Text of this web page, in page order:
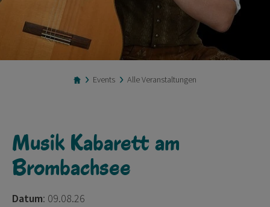
Events Alle Veranstaltungen
Musik Kabarett am
Brombachsee
Datum: 09.08.26